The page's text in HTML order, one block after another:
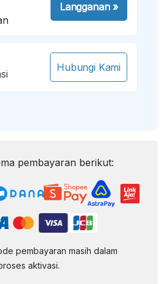
Langganan»
Hubungi Kami
pembayaran berikut:
pembayaran masih dalam
aktivasi.